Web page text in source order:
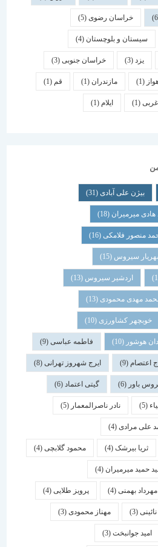
خراسان رضوی(5)
و بلوچستان(4)
خراسان جنوبی(3)
مازندران(1) قم
ایلام
علی آبادی(31)
(18)
فلامکی (16)
(15)
اردشیر سیروس(13)
محمودی(13)
کشاورزی(10)
(10) فاطمه عباسی(9)
(9) ایرج شهروز تهرانی(8)
(6) گیتی اعتماد(6)
نادر ناصرالمعمار (5)
(4)
(4) محمود گلابچی(4)
(4)
(4) پرویز طلایی(4)
مهناز محمودی(3)
(3)